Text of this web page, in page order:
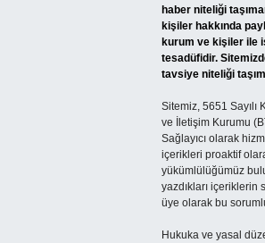
haber niteliği
kişiler hakkında
kurum ve kişiler ile
tesadüfidir.
tavsiye niteliği
Sitemiz, 5651
ve İletişim Kurumu
Sağlayıcı olarak
içerikleri proaktif
yükümlülüğümüz
yazdıkları içeriklerin
üye olarak bu
Hukuka ve yasal